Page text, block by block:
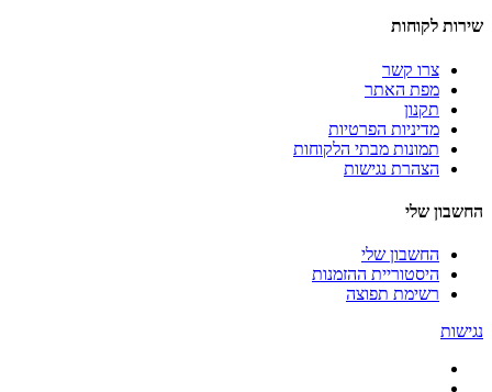
שירות לקוחות
צרו קשר
מפת האתר
תקנון
מדיניות הפרטיות
תמונות מבתי הלקוחות
הצהרת נגישות
החשבון שלי
החשבון שלי
היסטוריית ההזמנות
רשימת תפוצה
נגישות